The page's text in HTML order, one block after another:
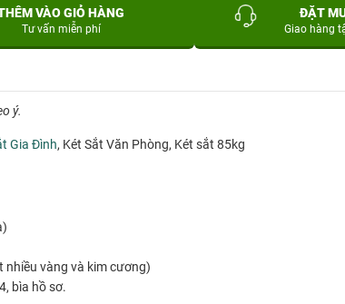
VÀO GIỎ HÀNG
Tư vấn miễn phí
ĐẶT
Giao hàng
ý.
Gia Đình, Két Sắt Văn Phòng, Két sắt 85kg
vàng và kim cương)
bìa hồ sơ.